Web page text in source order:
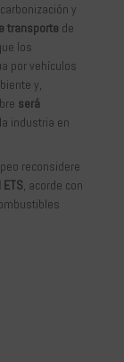
y
transporte de
los
por vehículos
y,
será
industria en
reconsidere
, acorde con